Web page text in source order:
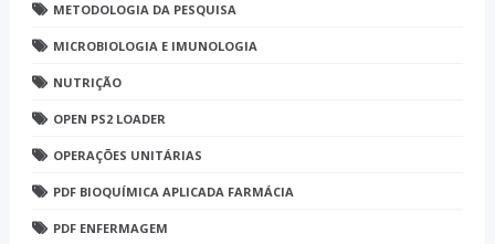
METODOLOGIA DA PESQUISA
MICROBIOLOGIA E IMUNOLOGIA
NUTRIÇÃO
OPEN PS2 LOADER
OPERAÇÕES UNITÁRIAS
PDF BIOQUÍMICA APLICADA FARMÁCIA
PDF ENFERMAGEM